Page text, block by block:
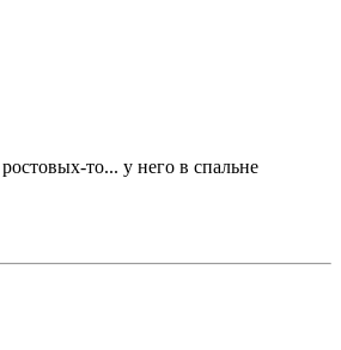
то... у него в спальне